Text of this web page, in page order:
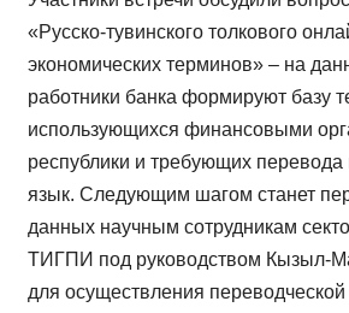
«Русско-тувинского толкового
экономических терминов» – на
работники банка формируют базу
использующихся финансовыми
республики и требующих перевода
язык. Следующим шагом станет
данных научным сотрудникам
ТИГПИ под руководством Кызыл-
для осуществления переводческой